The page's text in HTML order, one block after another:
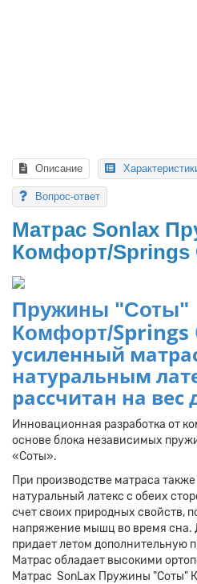
Описание
Вопрос-ответ
Матрас Sonlax
Комфорт/Springs
Пружины "Соты"
Комфорт/
уcиленный
натуральным
рассчитан на вес
Инновационная разработка от
основе блока независимых
«Соты».
При производстве матраса
натуральный латекс с обеих
счет своих природных свойств,
напряжение мышц во время
придает летом дополнительную
Матрас обладает высокими
Матрас SonLax Пружины "Соты"